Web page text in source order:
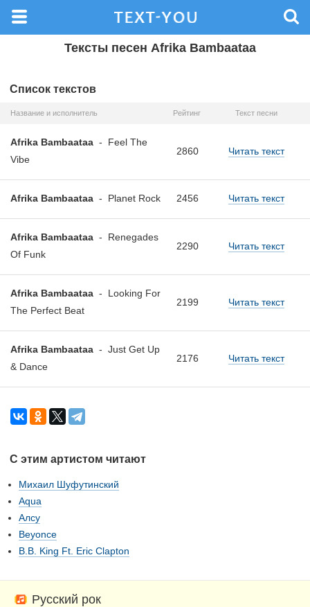
Тексты песен Afrika Bambaataa
Список текстов
Название и исполнитель Рейтинг Текст песни
Afrika Bambaataa - Feel The
Vibe
2860 Читать текст
Afrika Bambaataa - Planet Rock 2456 Читать текст
Afrika Bambaataa - Renegades
Of Funk
2290 Читать текст
Afrika Bambaataa - Looking For
The Perfect Beat
2199 Читать текст
Afrika Bambaataa - Just Get Up
& Dance
2176 Читать текст
С этим артистом читают
Михаил Шуфутинский
Aqua
Алсу
Beyonce
B.B. King Ft. Eric Clapton
Русский рок